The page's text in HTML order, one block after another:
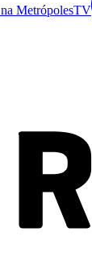
na MetrópolesTV